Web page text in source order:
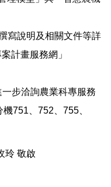
寫說明及相關文件等詳
計畫服務網」
步洽詢農業科專服務
751、752、755、
玲 敬啟